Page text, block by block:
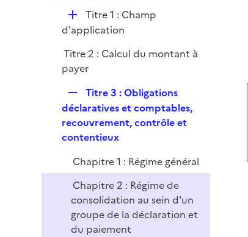
e
r
D
é
l
i
r
Titre 1 : Champ
d'application
Titre 2 : Calcul du montant à
payer
e
p
l
e
r
Titre 3 : Obligations
déclaratives et comptables,
recouvrement, contrôle et
contentieux
Chapitre 1 : Régime général
Chapitre 2 : Régime de
consolidation au sein d'un
groupe de la déclaration et
du paiement